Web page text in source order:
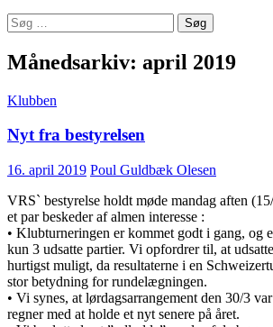
Søg
efter:
Månedsarkiv: april 2019
Klubben
Nyt fra bestyrelsen
16. april 2019 Poul Guldbæk Olesen
VRS` bestyrelse holdt møde mandag aften
et par beskeder af almen interesse :
• Klubturneringen er kommet godt i gang, og
kun 3 udsatte partier. Vi opfordrer til, at
hurtigst muligt, da resultaterne i en
stor betydning for rundelægningen.
• Vi synes, at lørdagsarrangement den 30/3
regner med at holde et nyt senere på året.